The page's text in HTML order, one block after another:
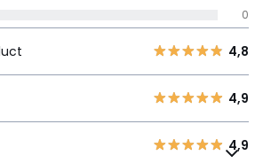
0
1
4,8
Deze productmaat
0
4,8
4,9
4,9